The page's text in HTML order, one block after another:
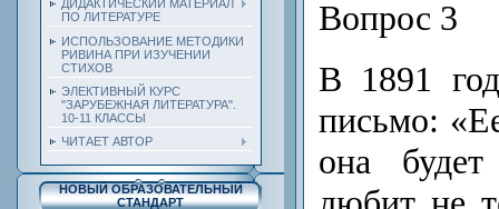
ДИДАКТИЧЕСКИЙ МАТЕРИАЛ
ПО ЛИТЕРАТУРЕ
ИСПОЛЬЗОВАНИЕ МЕТОДИКИ
РИВИНА ПРИ ИЗУЧЕНИИ
СТИХОВ
ЭЛЕКТИВНЫЙ КУРС
"ЗАРУБЕЖНАЯ ЛИТЕРАТУРА".
10-11 КЛАССЫ
ЧИТАЕТ АВТОР
НОВЫЙ ОБРАЗОВАТЕЛЬНЫЙ
СТАНДАРТ
Вопрос 3
В 1891
письмо:
она